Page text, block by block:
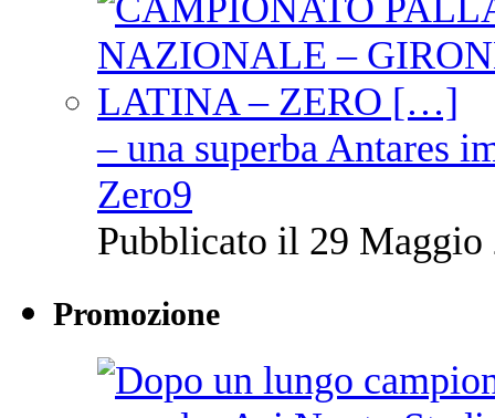
– una superba Antares
Zero9
Pubblicato il 29 Maggio
Promozione